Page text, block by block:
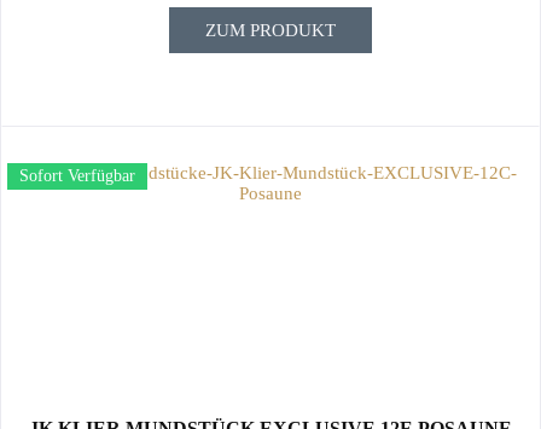
ZUM PRODUKT
Sofort Verfügbar